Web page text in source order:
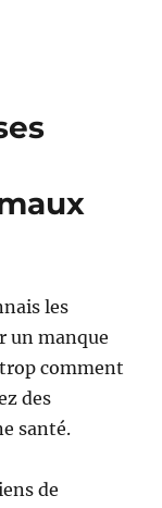
les
un manque
comment
des
santé.
de